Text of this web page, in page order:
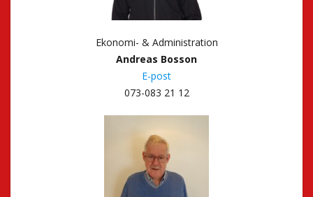
Ekonomi- & Administration
Andreas Bosson
E-post
073-083 21 12